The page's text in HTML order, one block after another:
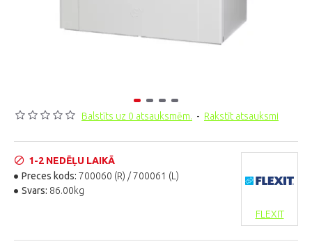
Balstīts uz 0 atsauksmēm. - Rakstīt atsauksmi
1-2 NEDĒĻU LAIKĀ
Preces kods: 700060 (R) / 700061 (L)
Svars: 86.00kg
FLEXIT